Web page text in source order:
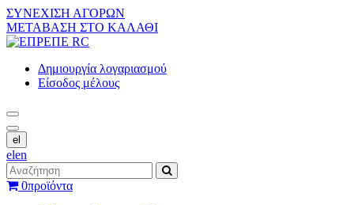
ΣΥΝΕΧΙΣΗ ΑΓΟΡΩΝ
ΜΕΤΑΒΑΣΗ ΣΤΟ ΚΑΛΑΘΙ
Δημιουργία λογαριασμού
Είσοδος μέλους
el
elen
0προϊόντα